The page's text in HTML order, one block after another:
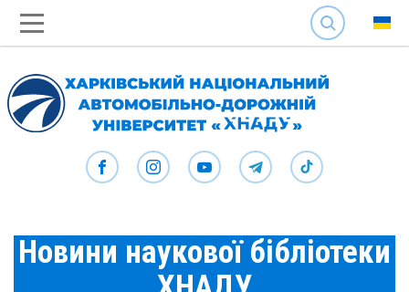
SEARCH
Новини наукової бібліотеки